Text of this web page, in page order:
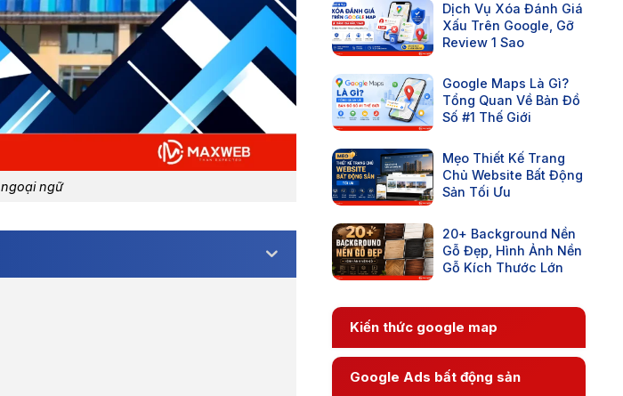
ngữ
Dịch Vụ Xóa Đánh Giá
Xấu Trên Google, Gỡ
Review 1 Sao
Google Maps Là Gì?
Tổng Quan Về Bản Đồ
Số #1 Thế Giới
Mẹo Thiết Kế Trang
Chủ Website Bất Động
Sản Tối Ưu
20+ Background Nền
Gỗ Đẹp, Hình Ảnh Nền
Gỗ Kích Thước Lớn
Kiến thức google map
Google Ads bất động sản